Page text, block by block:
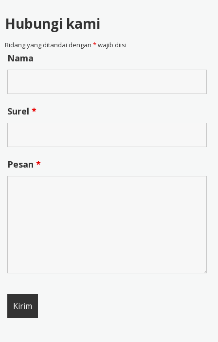
Hubungi kami
Bidang yang ditandai dengan *wajib diisi
Nama
Surel *
Pesan *